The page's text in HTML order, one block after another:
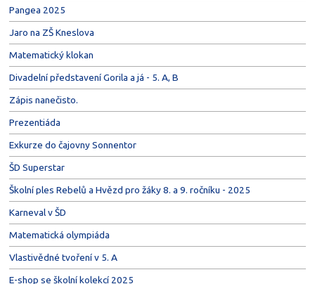
Pangea 2025
Jaro na ZŠ Kneslova
Matematický klokan
Divadelní představení Gorila a já - 5. A, B
Zápis nanečisto.
Prezentiáda
Exkurze do čajovny Sonnentor
ŠD Superstar
Školní ples Rebelů a Hvězd pro žáky 8. a 9. ročníku - 2025
Karneval v ŠD
Matematická olympiáda
Vlastivědné tvoření v 5. A
E-shop se školní kolekcí 2025